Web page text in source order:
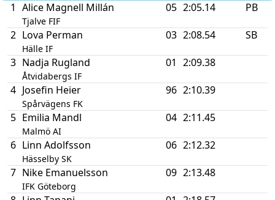
1 Alice Magnell Millán
Tjalve FIF
05 2:05.14 PB
2 Lova Perman
Hälle IF
03 2:08.54 SB
3 Nadja Rugland
Åtvidabergs IF
01 2:09.38
4 Josefin Heier
Spårvägens FK
96 2:10.39
5 Emilia Mandl
Malmö AI
04 2:11.45
6 Linn Adolfsson
Hässelby SK
06 2:12.32
7 Nike Emanuelsson
IFK Göteborg
09 2:13.48